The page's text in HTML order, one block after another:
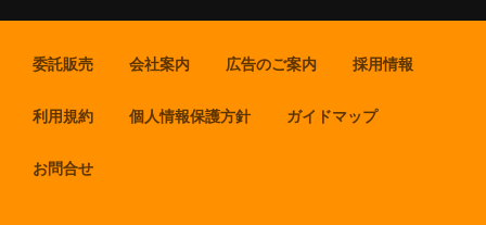
委託販売 会社案内 広告のご案内 採用情報
利用規約 個人情報保護方針 ガイドマップ
お問合せ